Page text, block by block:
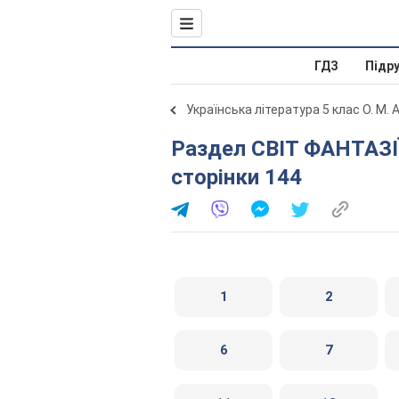
ГДЗ
Українська література 5 клас О. М.
Раздел СВІТ ФАНТАЗІЇ, МУДРОСТІ. Завдання зі
сторінки 144
1 2
6 7